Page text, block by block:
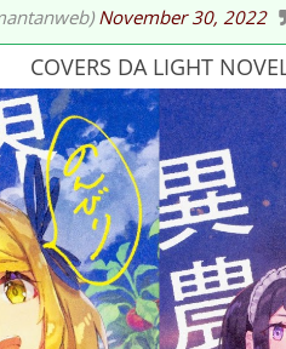
November 30, 2022
COVERS DA LIGHT